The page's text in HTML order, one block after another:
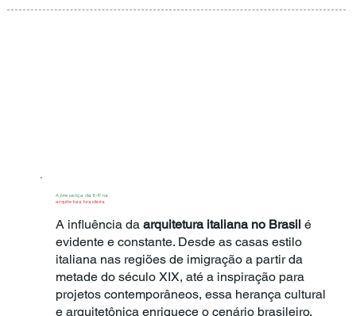
A presença da E-R na
arquitetura brasileira
A influência daarquitetura italiana no Brasilé
evidente e constante. Desde as casas estilo
italiana nas regiões de imigração a partir da
metade do século XIX, até a inspiração para
projetos contemporâneos, essa herança cultural
e arquitetônica enriquece o cenário brasileiro.